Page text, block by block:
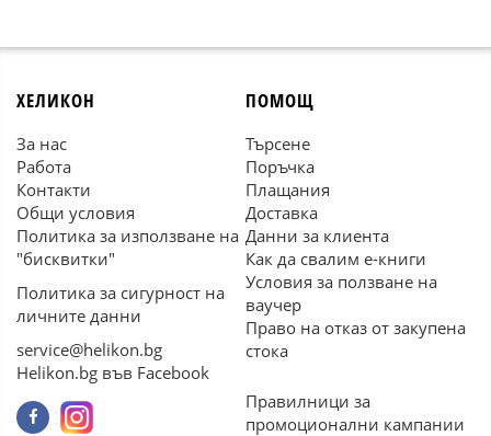
ХЕЛИКОН
За нас
Работа
Контакти
Общи условия
Политика за използване на
"бисквитки"
Политика за сигурност на
личните данни
service@helikon.bg
Helikon.bg във Facebook
ПОМОЩ
Търсене
Поръчка
Плащания
Доставка
Данни за клиента
Как да свалим е-книги
Условия за ползване на
ваучер
Право на отказ от закупена
стока
Правилници за
промоционални кампании